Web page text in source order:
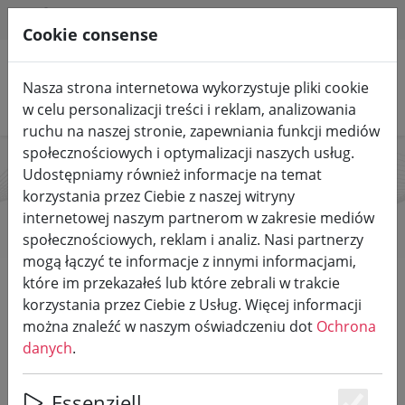
Szukaj produktów
Peter Kriechel
Start Marki Peter Kriechel
Wszystkie produkty z Peter
Kriechel
Cookie consense
Nasza strona internetowa wykorzystuje pliki cookie
w celu personalizacji treści i reklam, analizowania
ruchu na naszej stronie, zapewniania funkcji mediów
społecznościowych i optymalizacji naszych usług.
Udostępniamy również informacje na temat
korzystania przez Ciebie z naszej witryny
internetowej naszym partnerom w zakresie mediów
społecznościowych, reklam i analiz. Nasi partnerzy
mogą łączyć te informacje z innymi informacjami,
które im przekazałeś lub które zebrali w trakcie
korzystania przez Ciebie z Usług. Więcej informacji
można znaleźć w naszym oświadczeniu dot Ochrona
danych.